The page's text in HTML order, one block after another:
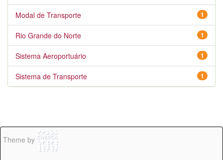
1
Modal de Transporte
1
Rio Grande do Norte
1
Sistema Aeroportuário
1
Sistema de Transporte
Theme by